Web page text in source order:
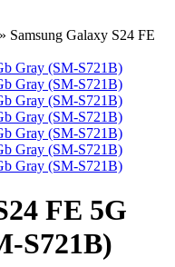
» Samsung Galaxy S24 FE
FE 5G
S721B)